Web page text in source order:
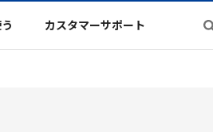
カスタマーサポート